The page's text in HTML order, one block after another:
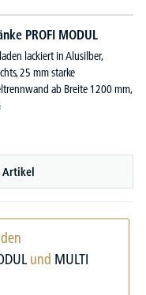
PROFI MODUL
lackiert in Alusilber,
25 mm starke
ab Breite 1200 mm,
Artikel
und MULTI